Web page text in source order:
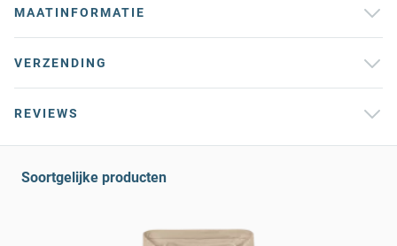
MAATINFORMATIE
VERZENDING
REVIEWS
Soortgelijke producten